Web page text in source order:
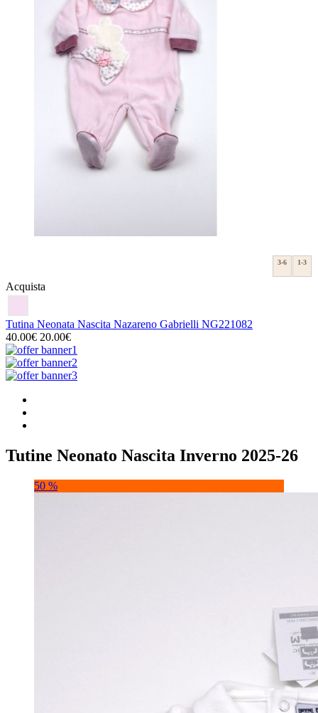
1-3
3-6
Acquista
Tutina Neonata Nascita Nazareno Gabrielli NG221082
40.00€ 20.00€
Tutine Neonato Nascita Inverno 2025-26
50 %